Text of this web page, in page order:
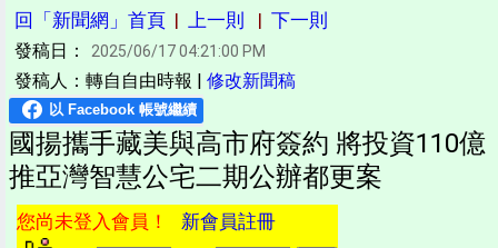
回「新聞網」首頁 | 上一則 | 下一則
發稿日： 2025/06/17 04:21:00 PM
發稿人：轉自自由時報 | 修改新聞稿
國揚攜手藏美與高市府簽約 將投資110億
推亞灣智慧公宅二期公辦都更案
您尚未登入會員！ 新會員註冊